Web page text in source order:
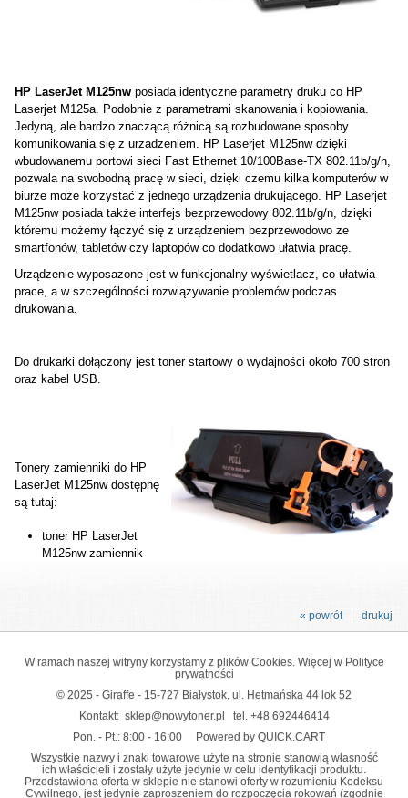
HP LaserJet M125nw posiada identyczne parametry druku co HP
Laserjet M125a. Podobnie z parametrami skanowania i kopiowania.
Jedyną, ale bardzo znaczącą różnicą są rozbudowane sposoby
komunikowania się z urzadzeniem. HP Laserjet M125nw dzięki
wbudowanemu portowi sieci Fast Ethernet 10/100Base-TX 802.11b/g/n,
pozwala na swobodną pracę w sieci, dzięki czemu kilka komputerów w
biurze może korzystać z jednego urządzenia drukującego. HP Laserjet
M125nw posiada także interfejs bezprzewodowy 802.11b/g/n, dzięki
któremu możemy łączyć się z urządzeniem bezprzewodowo ze
smartfonów, tabletów czy laptopów co dodatkowo ułatwia pracę.
Urządzenie wyposazone jest w funkcjonalny wyświetlacz, co ułatwia
prace, a w szczególności rozwiązywanie problemów podczas
drukowania.
Do drukarki dołączony jest toner startowy o wydajności około 700 stron
oraz kabel USB.
Tonery zamienniki do HP
LaserJet M125nw dostępnę
są tutaj:
toner HP LaserJet
M125nw zamiennik
drukuj
« powrót
W ramach naszej witryny korzystamy z plików Cookies. Więcej w Polityce
prywatności
© 2025 - Giraffe - 15-727 Białystok, ul. Hetmańska 44 lok 52
Kontakt: sklep@nowytoner.pl tel. +48 692446414
Pon. - Pt.: 8:00 - 16:00
Powered by QUICK.CART
Wszystkie nazwy i znaki towarowe użyte na stronie stanowią własność
ich właścicieli i zostały użyte jedynie w celu identyfikacji produktu.
Przedstawiona oferta w sklepie nie stanowi oferty w rozumieniu Kodeksu
Cywilnego, jest jedynie zaproszeniem do rozpoczęcia rokowań (zgodnie